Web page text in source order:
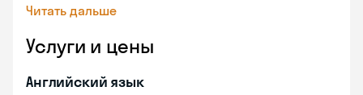
Читать дальше
Услуги и цены
Английский язык